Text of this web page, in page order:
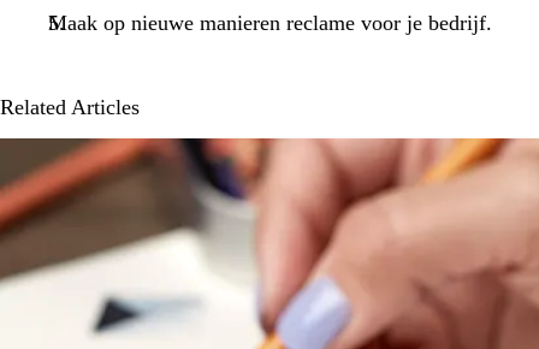
Maak op nieuwe manieren reclame voor je bedrijf.
Related Articles